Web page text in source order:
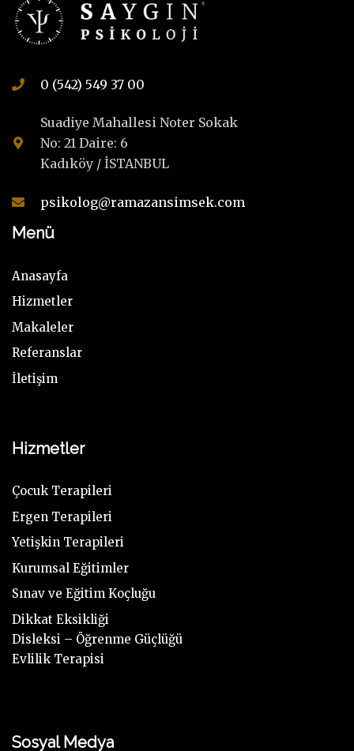
0 (542) 549 37 00
Suadiye Mahallesi Noter Sokak
No: 21 Daire: 6
Kadıköy / İSTANBUL
psikolog@ramazansimsek.com
Menü
Anasayfa
Hizmetler
Makaleler
Referanslar
İletişim
Hizmetler
Çocuk Terapileri
Ergen Terapileri
Yetişkin Terapileri
Kurumsal Eğitimler
Sınav ve Eğitim Koçluğu
Dikkat Eksikliği
Disleksi – Öğrenme Güçlüğü
Evlilik Terapisi
Sosyal Medya